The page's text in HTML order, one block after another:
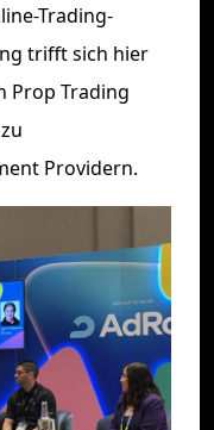
Trading-
trifft sich hier
Prop Trading
Providern.